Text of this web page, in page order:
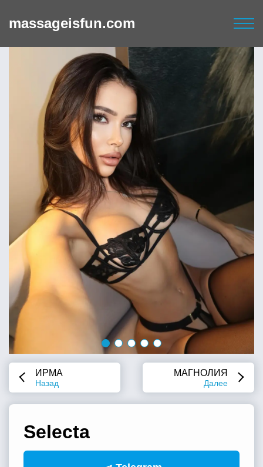
massageisfun.com
ИРМА
Назад
МАГНОЛИЯ
Далее
Selecta